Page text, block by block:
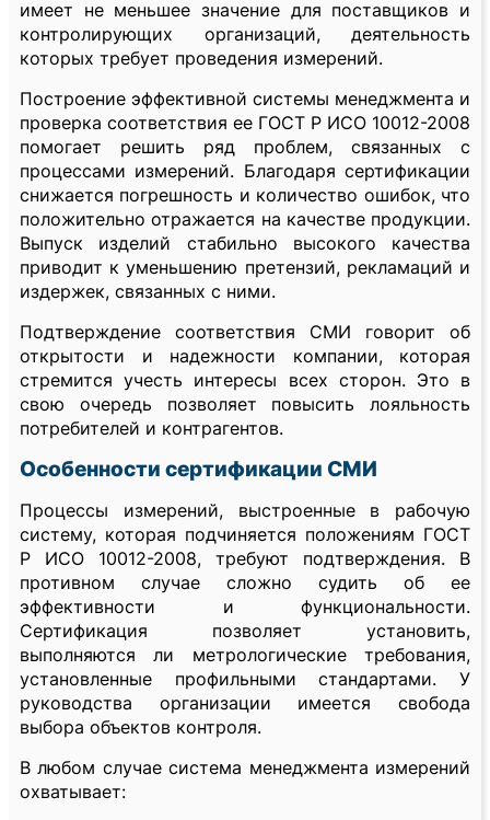
имеет не меньшее значение для поставщиков и
контролирующих организаций, деятельность
которых требует проведения измерений.
Построение эффективной системы менеджмента и
проверка соответствия ее ГОСТ Р ИСО 10012-2008
помогает решить ряд проблем, связанных с
процессами измерений. Благодаря сертификации
снижается погрешность и количество ошибок, что
положительно отражается на качестве продукции.
Выпуск изделий стабильно высокого качества
приводит к уменьшению претензий, рекламаций и
издержек, связанных с ними.
Подтверждение соответствия СМИ говорит об
открытости и надежности компании, которая
стремится учесть интересы всех сторон. Это в
свою очередь позволяет повысить лояльность
потребителей и контрагентов.
Особенности сертификации СМИ
Процессы измерений, выстроенные в рабочую
систему, которая подчиняется положениям ГОСТ
Р ИСО 10012-2008, требуют подтверждения. В
противном случае сложно судить об ее
эффективности и функциональности.
Сертификация позволяет установить,
выполняются ли метрологические требования,
установленные профильными стандартами. У
руководства организации имеется свобода
выбора объектов контроля.
В любом случае система менеджмента измерений
охватывает: